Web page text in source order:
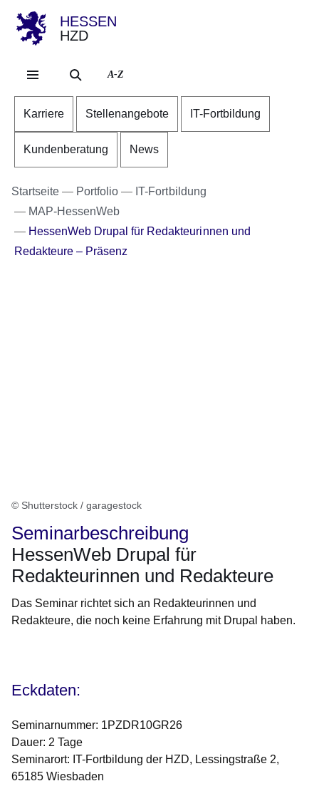
HESSEN
HZD
A-Z
Karriere Stellenangebote IT-Fortbildung
Kundenberatung News
Startseite Portfolio
IT-Fortbildung
MAP-HessenWeb
HessenWeb Drupal für Redakteurinnen und
Redakteure – Präsenz
© Shutterstock / garagestock
Seminarbeschreibung
HessenWeb Drupal für
Redakteurinnen und Redakteure
Das Seminar richtet sich an Redakteurinnen und
Redakteure, die noch keine Erfahrung mit Drupal haben.
Eckdaten:
Seminarnummer: 1PZDR10GR26
Dauer: 2 Tage
Seminarort: IT-Fortbildung der HZD, Lessingstraße 2,
65185 Wiesbaden